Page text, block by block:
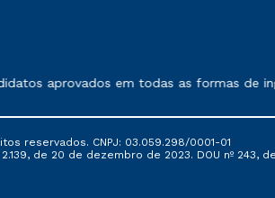
prestação de serviços.
aprovados em todas as formas de
reservados. CNPJ: 03.059.298/0001-01
de 20 de dezembro de 2023. DOU nº 243,